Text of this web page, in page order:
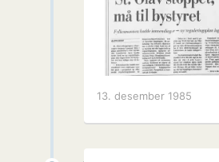
13. desember 1985